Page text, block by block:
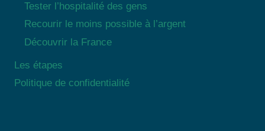
Tester l’hospitalité des gens
Recourir le moins possible à l’argent
Découvrir la France
Les étapes
Politique de confidentialité